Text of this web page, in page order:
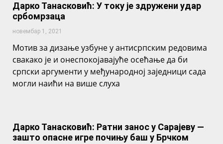
Дарко Танасковић: У току је здружени удар
србомрзаца
новембар 1, 2021
Мотив за дизање узбуне у антисрпским редовима
свакако је и онеспокојавајуће осећање да би
српски аргументи у међународној заједници сада
могли наићи на више слуха
Дарко Танасковић: Ратни занос у Сарајеву —
зашто опасне игре почињу баш у Брчком